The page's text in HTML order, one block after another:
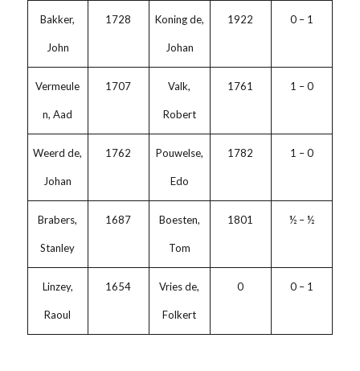
Bakker,
John
1728 Koning de,
Johan
1922 0 – 1
Vermeule
n, Aad
1707 Valk,
Robert
1761 1 – 0
Weerd de,
Johan
1762 Pouwelse,
Edo
1782 1 – 0
Brabers,
Stanley
1687 Boesten,
Tom
1801 ½ – ½
Linzey,
Raoul
1654 Vries de,
Folkert
0 0 – 1